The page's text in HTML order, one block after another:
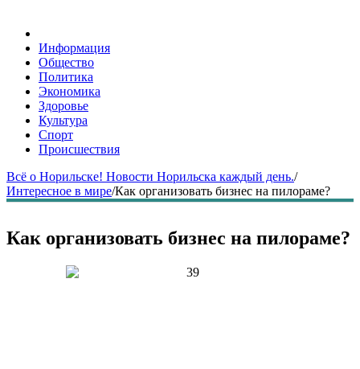
Информация
Общество
Политика
Экономика
Здоровье
Культура
Спорт
Происшествия
Всё о Норильске! Новости Норильска каждый день./
Интересное в мире/Как организовать бизнес на пилораме?
Как организовать бизнес на пилораме?